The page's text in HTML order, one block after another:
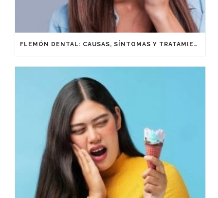
FLEMÓN DENTAL: CAUSAS, SÍNTOMAS Y TRATAMIENTO